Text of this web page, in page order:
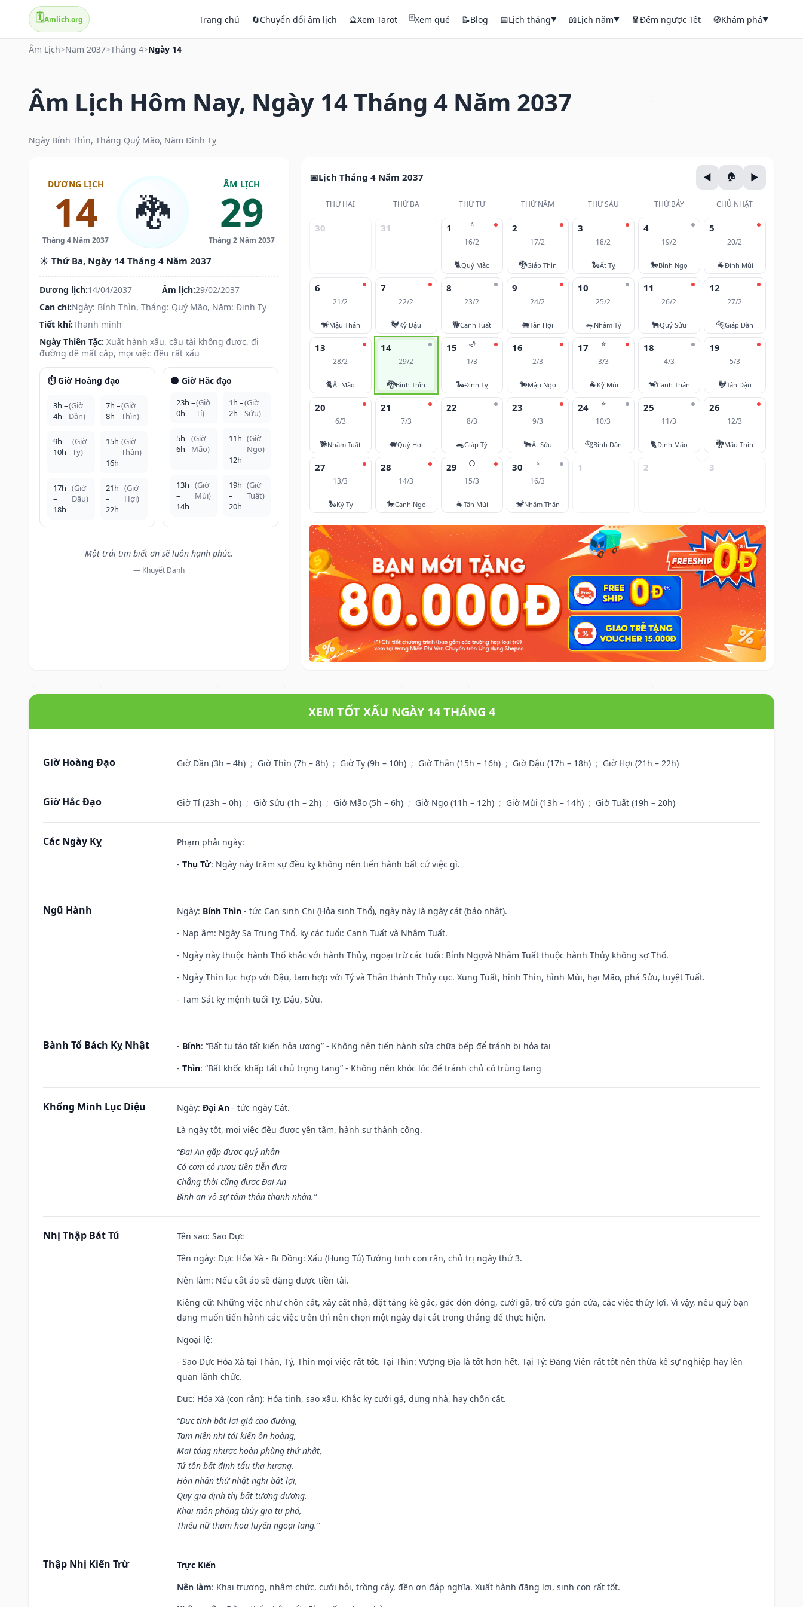
🗓️Amlich.org Trang chủ 🔄Chuyển đổi âm lịch 🔮Xem Tarot 🃏Xem quẻ 📝Blog 📅Lịch tháng▼ 📖Lịch năm▼ 🧧Đếm ngược Tết 🧭Khám phá▼
Âm Lịch>Năm 2037>Tháng 4>Ngày 14
Âm Lịch Hôm Nay, Ngày 14 Tháng 4 Năm 2037
Ngày Bính Thìn, Tháng Quý Mão, Năm Đinh Tỵ
DƯƠNG LỊCH
14
Tháng 4 Năm 2037
🐉
ÂM LỊCH
29
Tháng 2 Năm 2037
☀️ Thứ Ba, Ngày 14 Tháng 4 Năm 2037
Dương lịch:14/04/2037 Âm lịch:29/02/2037
Can chi:Ngày: Bính Thìn, Tháng: Quý Mão, Năm: Đinh Tỵ
Tiết khí:Thanh minh
Ngày Thiên Tặc: Xuất hành xấu, cầu tài không được, đi
đường dễ mất cắp, mọi việc đều rất xấu
⏱️ Giờ Hoàng đạo
3h –
4h
(Giờ
Dần)
7h –
8h
(Giờ
Thìn)
9h –
10h
(Giờ
Tỵ)
15h
–
16h
(Giờ
Thân)
17h
–
18h
(Giờ
Dậu)
21h
–
22h
(Giờ
Hợi)
🌑 Giờ Hắc đạo
23h –
0h
(Giờ
Tí)
1h –
2h
(Giờ
Sửu)
5h –
6h
(Giờ
Mão)
11h
–
12h
(Giờ
Ngọ)
13h
–
14h
(Giờ
Mùi)
19h
–
20h
(Giờ
Tuất)
Một trái tim biết ơn sẽ luôn hạnh phúc.
— Khuyết Danh
Lịch Tháng 4 Năm 2037
THỨ HAI THỨ BA THỨ TƯ THỨ NĂM THỨ SÁU THỨ BẢY CHỦ NHẬT
30 31 ⭐
1
16/2
🐈Quý Mão
2
17/2
🐉Giáp Thìn
3
18/2
🐍Ất Tỵ
4
19/2
🐎Bính Ngọ
5
20/2
🐐Đinh Mùi
6
21/2
🐒Mậu Thân
7
22/2
🐓Kỷ Dậu
8
23/2
🐕Canh Tuất
9
24/2
🐖Tân Hợi
10
25/2
🐀Nhâm Tý
11
26/2
🐂Quý Sửu
12
27/2
🐅Giáp Dần
13
28/2
🐈Ất Mão
14
29/2
🐉Bính Thìn
🌙
15
1/3
🐍Đinh Tỵ
16
2/3
🐎Mậu Ngọ
⭐
17
3/3
🐐 Kỷ Mùi
18
4/3
🐒Canh Thân
19
5/3
🐓Tân Dậu
20
6/3
🐕Nhâm Tuất
21
7/3
🐖Quý Hợi
22
8/3
🐀Giáp Tý
23
9/3
🐂Ất Sửu
⭐
24
10/3
🐅Bính Dần
25
11/3
🐈Đinh Mão
26
12/3
🐉Mậu Thìn
27
13/3
🐍Kỷ Tỵ
28
14/3
🐎Canh Ngọ
🌕
29
15/3
🐐Tân Mùi
⭐
30
16/3
🐒Nhâm Thân
1 2 3
XEM TỐT XẤU NGÀY 14 THÁNG 4
Giờ Hoàng Đạo Giờ Dần (3h – 4h) ; Giờ Thìn (7h – 8h) ; Giờ Tỵ (9h – 10h) ; Giờ Thân (15h – 16h) ; Giờ Dậu (17h – 18h) ; Giờ Hợi (21h – 22h)
Giờ Hắc Đạo Giờ Tí (23h – 0h) ; Giờ Sửu (1h – 2h) ; Giờ Mão (5h – 6h) ; Giờ Ngọ (11h – 12h) ; Giờ Mùi (13h – 14h) ; Giờ Tuất (19h – 20h)
Các Ngày Kỵ
Phạm phải ngày:
- Thụ Tử: Ngày này trăm sự đều kỵ không nên tiến hành bất cứ việc gì.
Ngũ Hành Ngày: Bính Thìn - tức Can sinh Chi (Hỏa sinh Thổ), ngày này là ngày cát (bảo nhật).
- Nạp âm: Ngày Sa Trung Thổ, kỵ các tuổi: Canh Tuất và Nhâm Tuất.
- Ngày này thuộc hành Thổ khắc với hành Thủy, ngoại trừ các tuổi: Bính Ngọvà Nhâm Tuất thuộc hành Thủy không sợ Thổ.
- Ngày Thìn lục hợp với Dậu, tam hợp với Tý và Thân thành Thủy cục. Xung Tuất, hình Thìn, hình Mùi, hại Mão, phá Sửu, tuyệt Tuất.
- Tam Sát kỵ mệnh tuổi Tỵ, Dậu, Sửu.
Bành Tổ Bách Kỵ Nhật - Bính: “Bất tu táo tất kiến hỏa ương” - Không nên tiến hành sửa chữa bếp để tránh bị hỏa tai
- Thìn: “Bất khốc khấp tất chủ trọng tang” - Không nên khóc lóc để tránh chủ có trùng tang
Khổng Minh Lục Diệu Ngày: Đại An - tức ngày Cát.
Là ngày tốt, mọi việc đều được yên tâm, hành sự thành công.
“Đại An gặp được quý nhân
Có cơm có rượu tiền tiễn đưa
Chẳng thời cũng được Đại An
Bình an vô sự tấm thân thanh nhàn.”
Nhị Thập Bát Tú Tên sao: Sao Dực
Tên ngày: Dực Hỏa Xà - Bi Đồng: Xấu (Hung Tú) Tướng tinh con rắn, chủ trị ngày thứ 3.
Nên làm: Nếu cắt áo sẽ đặng được tiền tài.
Kiêng cữ: Những việc như chôn cất, xây cất nhà, đặt táng kê gác, gác đòn đông, cưới gã, trổ cửa gắn cửa, các việc thủy lợi. Vì vậy, nếu quý bạn
đang muốn tiến hành các việc trên thì nên chọn một ngày đại cát trong tháng để thực hiện.
Ngoại lệ:
- Sao Dực Hỏa Xà tại Thân, Tý, Thìn mọi việc rất tốt. Tại Thìn: Vượng Địa là tốt hơn hết. Tại Tý: Đăng Viên rất tốt nên thừa kế sự nghiệp hay lên
quan lãnh chức.
Dực: Hỏa Xà (con rắn): Hỏa tinh, sao xấu. Khắc kỵ cưới gả, dựng nhà, hay chôn cất.
“Dực tinh bất lợi giá cao đường,
Tam niên nhị tái kiến ôn hoàng,
Mai táng nhược hoàn phùng thử nhật,
Tử tôn bất định tẩu tha hương.
Hôn nhân thử nhật nghi bất lợi,
Quy gia định thị bất tương đương.
Khai môn phóng thủy gia tu phá,
Thiếu nữ tham hoa luyến ngoại lang.”
Thập Nhị Kiến Trừ
Trực Kiến
Nên làm: Khai trương, nhậm chức, cưới hỏi, trồng cây, đền ơn đáp nghĩa. Xuất hành đặng lợi, sinh con rất tốt.